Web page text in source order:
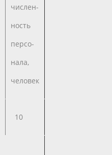
числен-
ность
персо-
нала,
человек
10